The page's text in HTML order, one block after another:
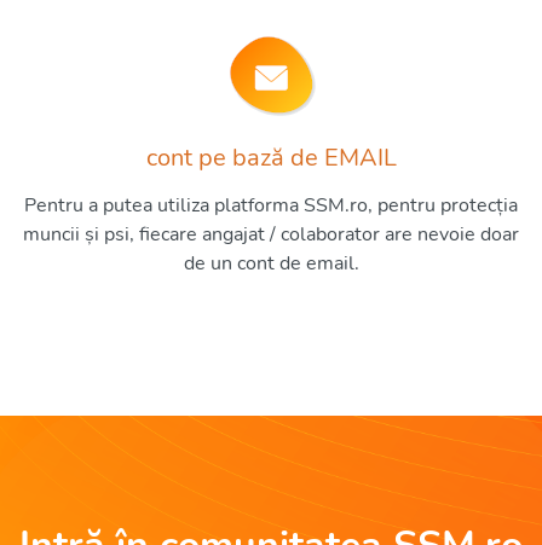
cont pe bază de EMAIL
Pentru a putea utiliza platforma SSM.ro, pentru protecția
muncii și psi, fiecare angajat / colaborator are nevoie doar
de un cont de email.